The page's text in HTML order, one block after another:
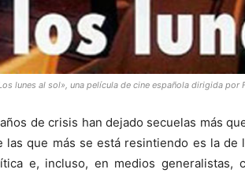
lunes al sol», una película de cine española dirigida por
de crisis han dejado secuelas más
las que más se está resintiendo es la de
e, incluso, en medios generalistas,